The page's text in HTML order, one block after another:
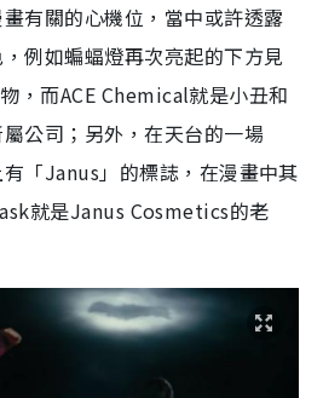
有關的心機位，當中或許透露
例如蝙蝠燈再次亮起的下方見
，而ACE Chemical就是小丑和
公司；另外，在天台的一場
「Janus」的標誌，在漫畫中其
就是Janus Cosmetics的老